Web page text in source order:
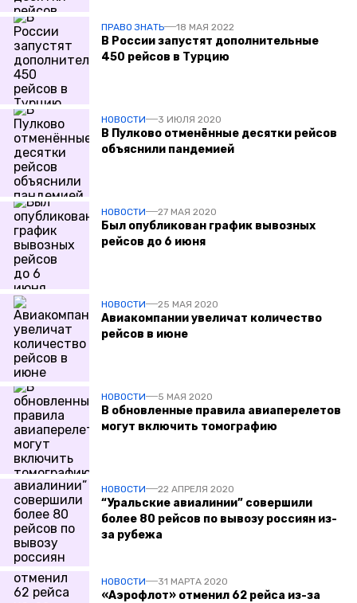
ПРАВО ЗНАТЬ 18 МАЯ 2022
В России запустят дополнительные
450 рейсов в Турцию
НОВОСТИ 3 ИЮЛЯ 2020
В Пулково отменённые десятки рейсов
объяснили пандемией
НОВОСТИ 27 МАЯ 2020
Был опубликован график вывозных
рейсов до 6 июня
НОВОСТИ 25 МАЯ 2020
Авиакомпании увеличат количество
рейсов в июне
НОВОСТИ 5 МАЯ 2020
В обновленные правила авиаперелетов
могут включить томографию
НОВОСТИ 22 АПРЕЛЯ 2020
“Уральские авиалинии” совершили
более 80 рейсов по вывозу россиян из-
за рубежа
НОВОСТИ 31 МАРТА 2020
«Аэрофлот» отменил 62 рейса из-за